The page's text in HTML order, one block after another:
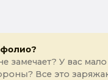
замечает? У вас
Все это